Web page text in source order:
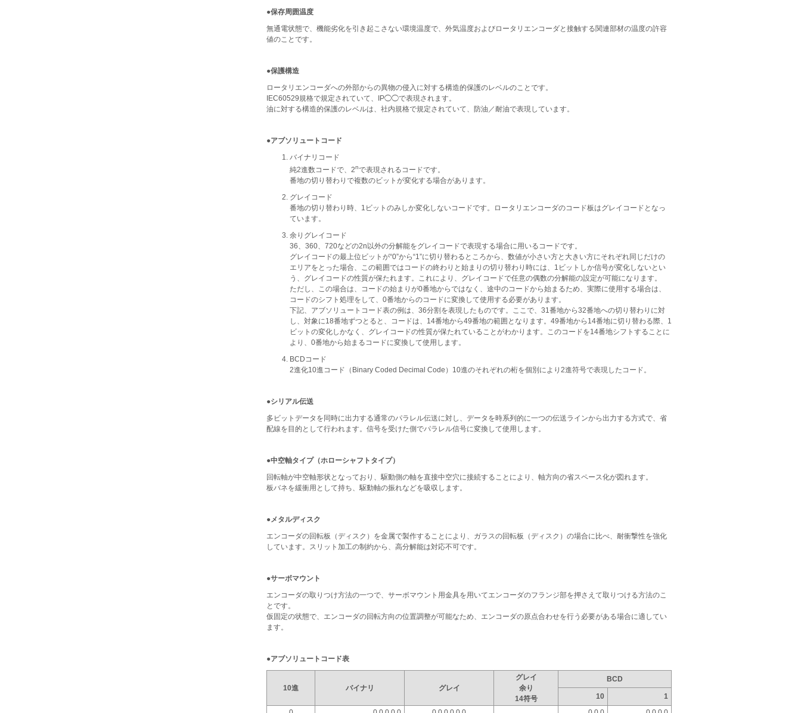
●保存周囲温度
無通電状態で、機能劣化を引き起こさない環境温度で、外気温度およびロータリエンコーダと接触する関連部材の温度の許容
値のことです。
●保護構造
ロータリエンコーダへの外部からの異物の侵入に対する構造的保護のレベルのことです。
IEC60529規格で規定されていて、IP◯◯で表現されます。
油に対する構造的保護のレベルは、社内規格で規定されていて、防油／耐油で表現しています。
●アブソリュートコード
バイナリコード
純2進数コードで、2nで表現されるコードです。
番地の切り替わりで複数のビットが変化する場合があります。
グレイコード
番地の切り替わり時、1ビットのみしか変化しないコードです。ロータリエンコーダのコード板はグレイコードとなっ
ています。
余りグレイコード
36、360、720などの2n以外の分解能をグレイコードで表現する場合に用いるコードです。
グレイコードの最上位ビットが“0”から“1”に切り替わるところから、数値が小さい方と大きい方にそれぞれ同じだけの
エリアをとった場合、この範囲ではコードの終わりと始まりの切り替わり時には、1ビットしか信号が変化しないとい
う、グレイコードの性質が保たれます。これにより、グレイコードで任意の偶数の分解能の設定が可能になります。
ただし、この場合は、コードの始まりが0番地からではなく、途中のコードから始まるため、実際に使用する場合は、
コードのシフト処理をして、0番地からのコードに変換して使用する必要があります。
下記、アブソリュートコード表の例は、36分割を表現したものです。ここで、31番地から32番地への切り替わりに対
し、対象に18番地ずつとると、コードは、14番地から49番地の範囲となります。49番地から14番地に切り替わる際、1
ビットの変化しかなく、グレイコードの性質が保たれていることがわかります。このコードを14番地シフトすることに
より、0番地から始まるコードに変換して使用します。
BCDコード
2進化10進コード（Binary Coded Decimal Code）10進のそれぞれの桁を個別により2進符号で表現したコード。
●シリアル伝送
多ビットデータを同時に出力する通常のパラレル伝送に対し、データを時系列的に一つの伝送ラインから出力する方式で、省
配線を目的として行われます。信号を受けた側でパラレル信号に変換して使用します。
●中空軸タイプ（ホローシャフトタイプ）
回転軸が中空軸形状となっており、駆動側の軸を直接中空穴に接続することにより、軸方向の省スペース化が図れます。
板バネを緩衝用として持ち、駆動軸の振れなどを吸収します。
●メタルディスク
エンコーダの回転板（ディスク）を金属で製作することにより、ガラスの回転板（ディスク）の場合に比べ、耐衝撃性を強化
しています。スリット加工の制約から、高分解能は対応不可です。
●サーボマウント
エンコーダの取りつけ方法の一つで、サーボマウント用金具を用いてエンコーダのフランジ部を押さえて取りつける方法のこ
とです。
仮固定の状態で、エンコーダの回転方向の位置調整が可能なため、エンコーダの原点合わせを行う必要がある場合に適してい
ます。
●アブソリュートコード表
10進 バイナリ グレイ
グレイ
余り
14符号
BCD
10
1